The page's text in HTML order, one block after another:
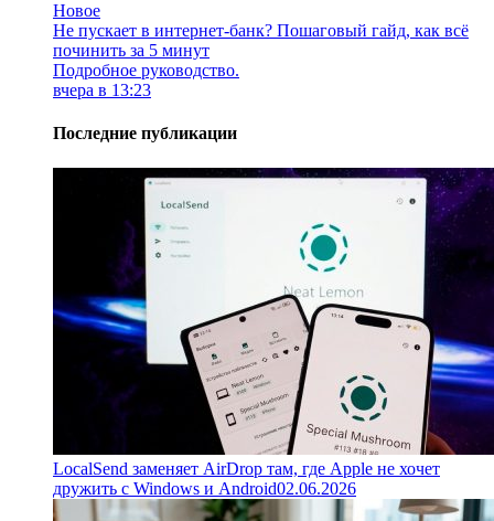
Новое
Не пускает в интернет-банк? Пошаговый гайд, как всё
починить за 5 минут
Подробное руководство.
вчера в 13:23
Последние публикации
LocalSend заменяет AirDrop там, где Apple не хочет
дружить с Windows и Android02.06.2026